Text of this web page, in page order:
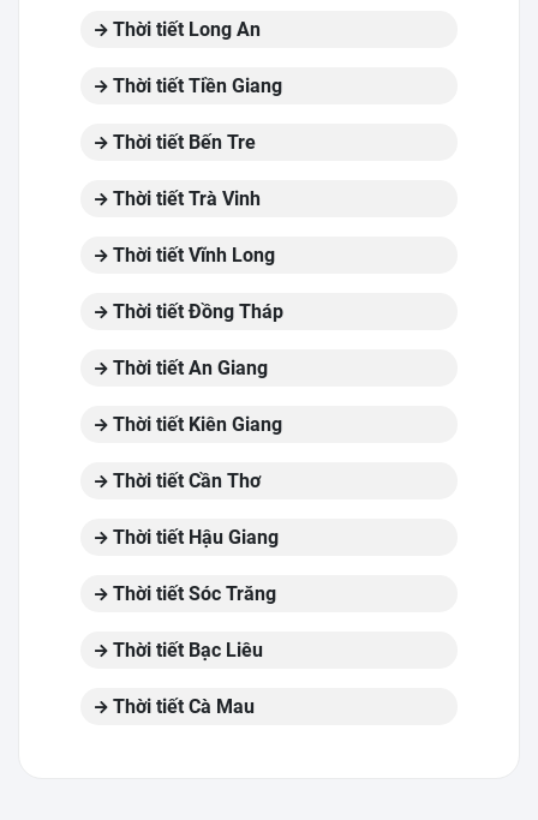
Thời tiết Long An
Thời tiết Tiền Giang
Thời tiết Bến Tre
Thời tiết Trà Vinh
Thời tiết Vĩnh Long
Thời tiết Đồng Tháp
Thời tiết An Giang
Thời tiết Kiên Giang
Thời tiết Cần Thơ
Thời tiết Hậu Giang
Thời tiết Sóc Trăng
Thời tiết Bạc Liêu
Thời tiết Cà Mau